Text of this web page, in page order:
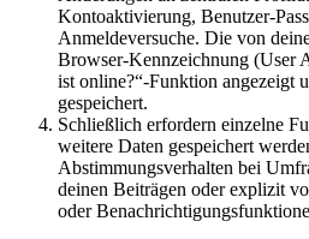
Kontoaktivierung, Benutzer-
Anmeldeversuche. Die von
Browser-Kennzeichnung (User
ist online?“-Funktion angezeigt
gespeichert.
Schließlich erfordern einzelne
weitere Daten gespeichert
Abstimmungsverhalten bei
deinen Beiträgen oder explizit
oder